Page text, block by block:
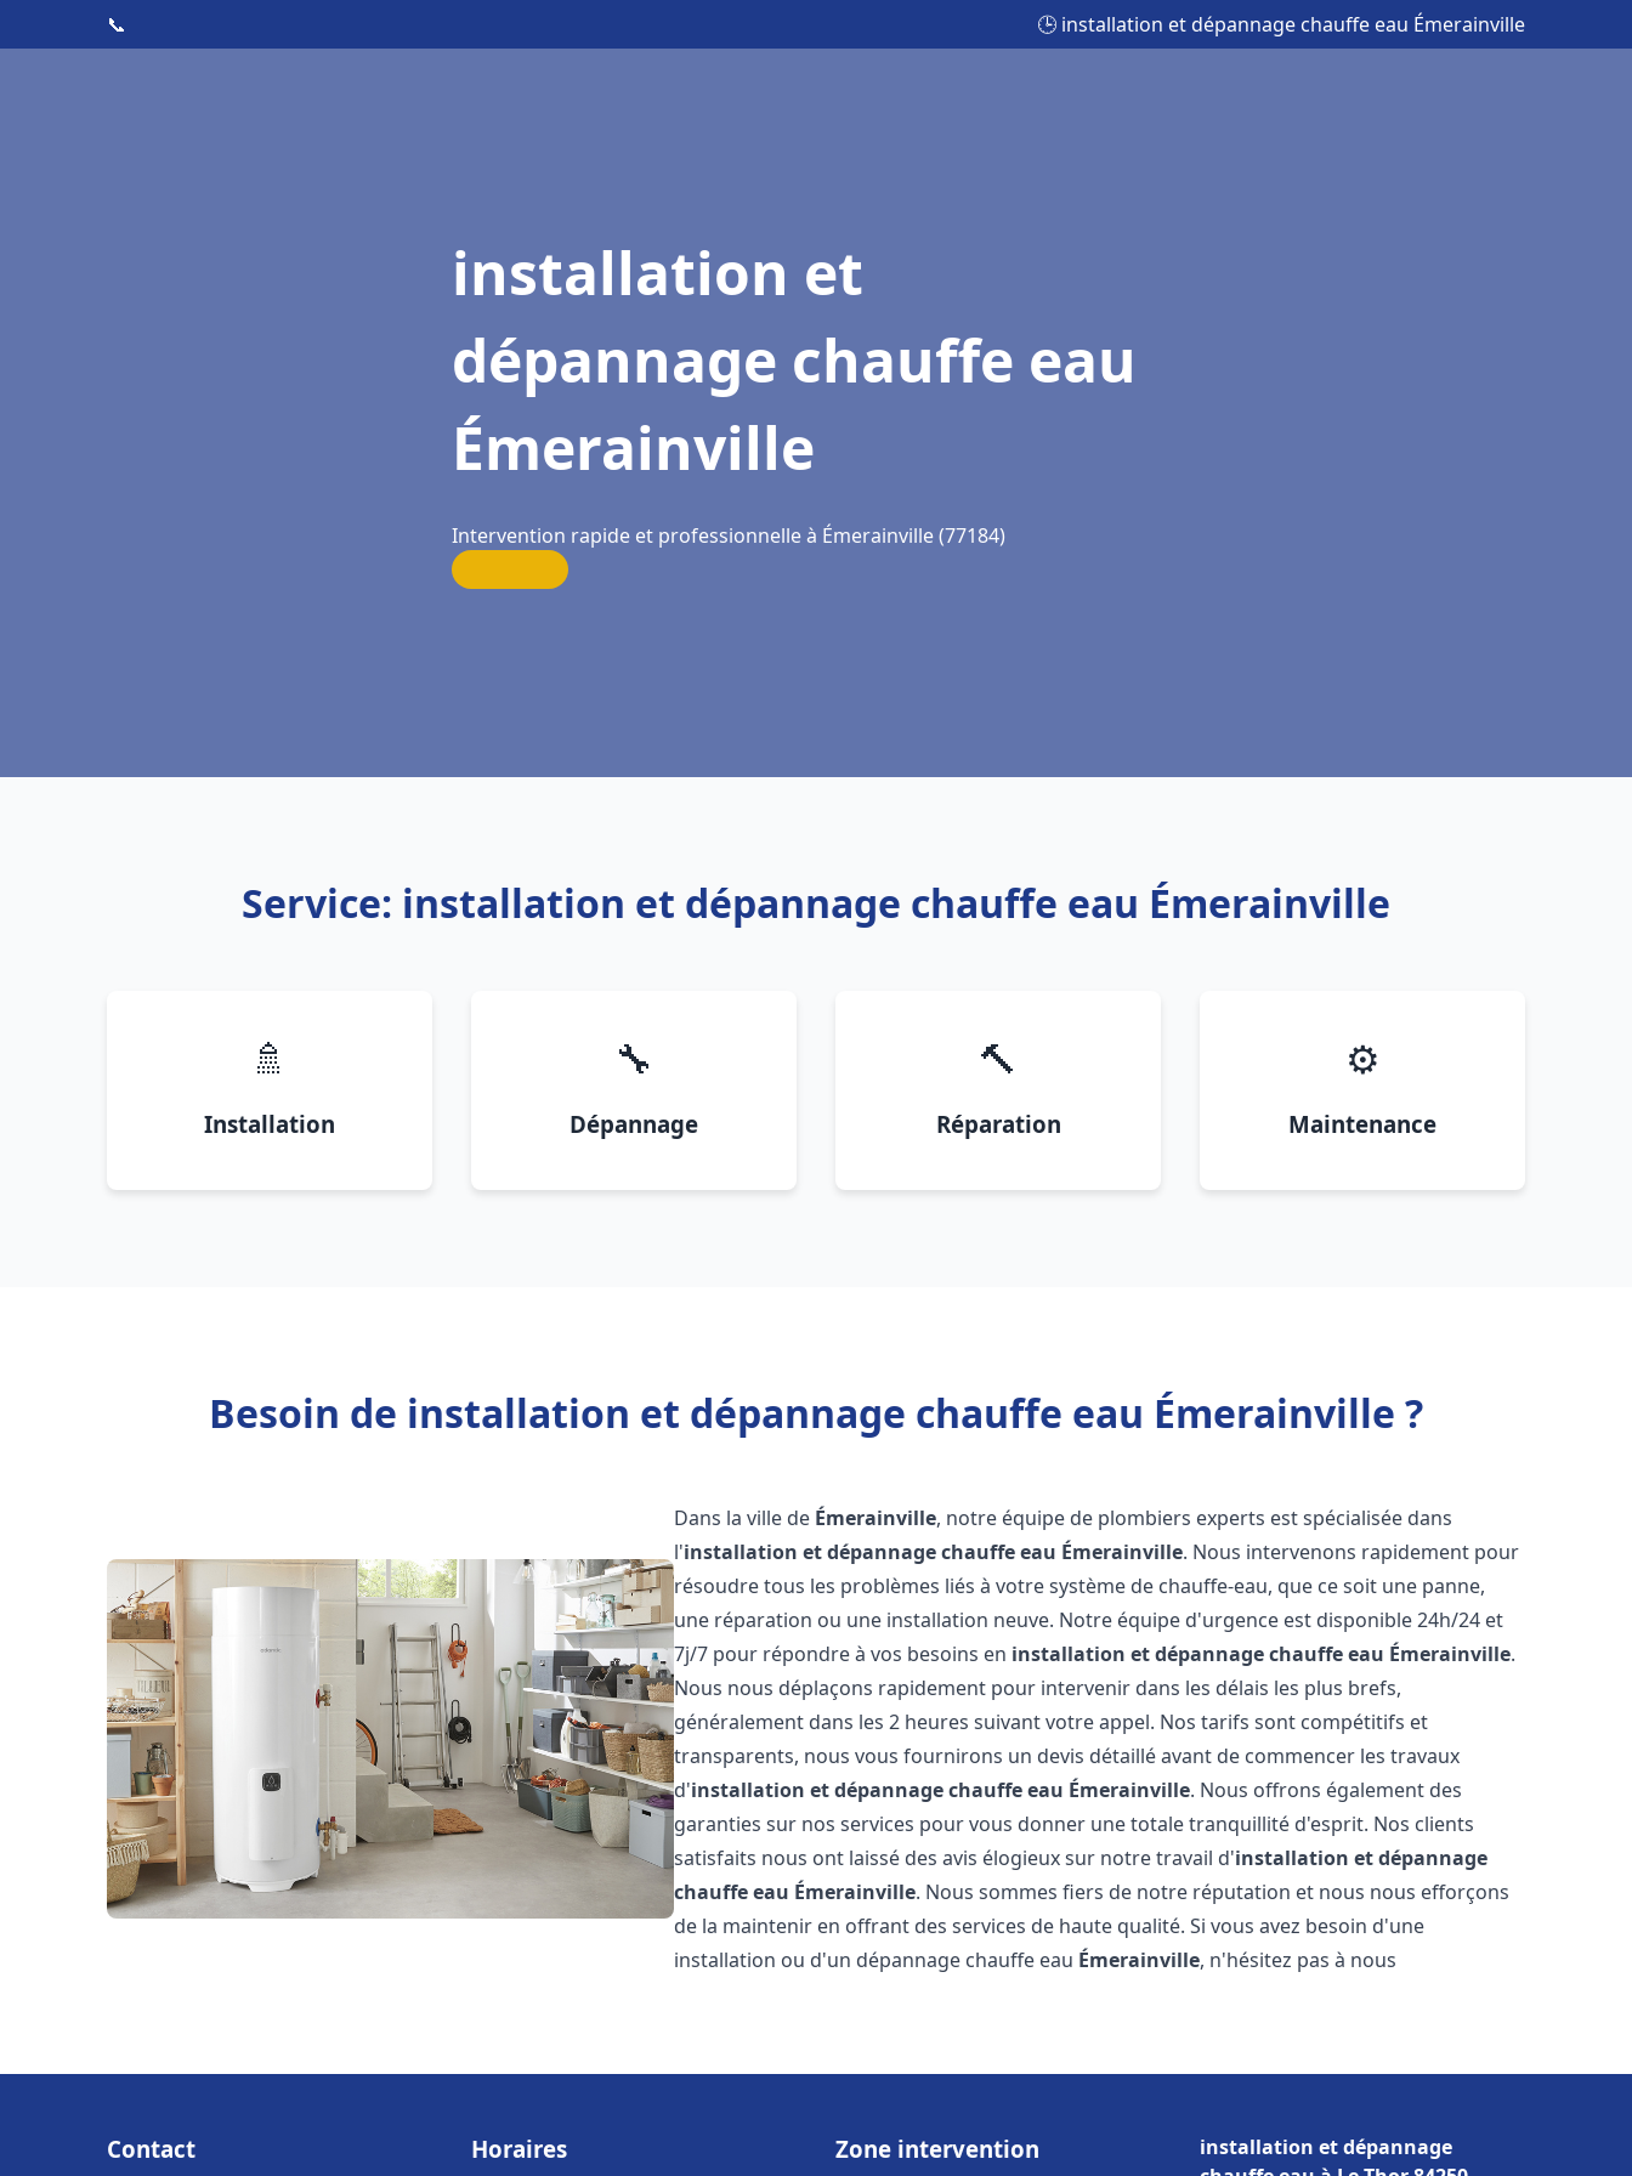
📞 🕒 installation et dépannage chauffe eau Émerainville
installation et
dépannage chauffe eau
Émerainville
Intervention rapide et professionnelle à Émerainville (77184)
Service: installation et dépannage chauffe eau Émerainville
🚿
Installation
🔧
Dépannage
🔨
Réparation
⚙️
Maintenance
Besoin de installation et dépannage chauffe eau Émerainville ?
Dans la ville de Émerainville, notre équipe de plombiers experts est spécialisée dans
l'installation et dépannage chauffe eau Émerainville. Nous intervenons rapidement pour
résoudre tous les problèmes liés à votre système de chauffe-eau, que ce soit une panne,
une réparation ou une installation neuve. Notre équipe d'urgence est disponible 24h/24 et
7j/7 pour répondre à vos besoins en installation et dépannage chauffe eau Émerainville.
Nous nous déplaçons rapidement pour intervenir dans les délais les plus brefs,
généralement dans les 2 heures suivant votre appel. Nos tarifs sont compétitifs et
transparents, nous vous fournirons un devis détaillé avant de commencer les travaux
d'installation et dépannage chauffe eau Émerainville. Nous offrons également des
garanties sur nos services pour vous donner une totale tranquillité d'esprit. Nos clients
satisfaits nous ont laissé des avis élogieux sur notre travail d'installation et dépannage
chauffe eau Émerainville. Nous sommes fiers de notre réputation et nous nous efforçons
de la maintenir en offrant des services de haute qualité. Si vous avez besoin d'une
installation ou d'un dépannage chauffe eau Émerainville, n'hésitez pas à nous
Contact Horaires Zone intervention
installation et dépannage